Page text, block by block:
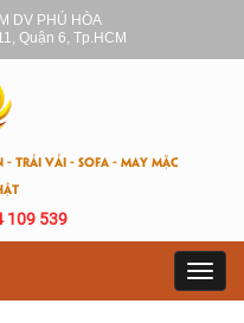
DV PHÚ HÒA
Quận 6, Tp.HCM
TRẢI VẢI - SOFA - MAY MẶC
109 539